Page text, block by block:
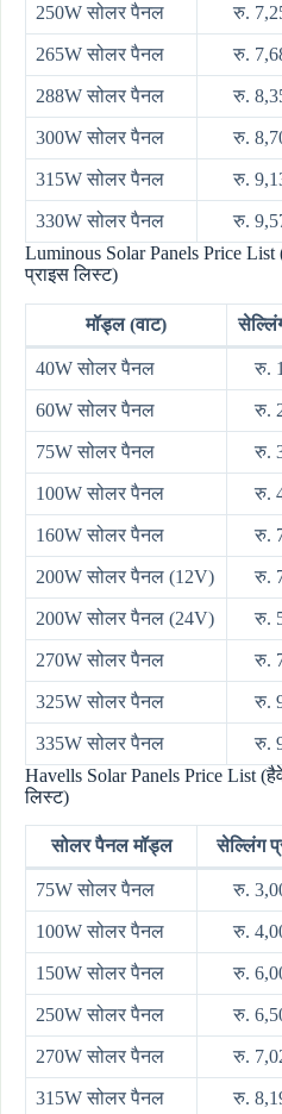
250W सोलर पैनल रु.
265W सोलर पैनल रु.
288W सोलर पैनल रु.
300W सोलर पैनल रु.
315W सोलर पैनल रु.
330W सोलर पैनल रु.
Luminous Solar Panels Price
प्राइस लिस्ट)
मॉड्ल (वाट)
40W सोलर पैनल रु.
60W सोलर पैनल रु.
75W सोलर पैनल रु.
100W सोलर पैनल रु.
160W सोलर पैनल रु.
200W सोलर पैनल (12V) रु.
200W सोलर पैनल (24V) रु.
270W सोलर पैनल रु.
325W सोलर पैनल रु.
335W सोलर पैनल रु.
Havells Solar Panels Price List
लिस्ट)
सोलर पैनल मॉड्ल सेल्लिंग
75W सोलर पैनल रु.
100W सोलर पैनल रु.
150W सोलर पैनल रु.
250W सोलर पैनल रु.
270W सोलर पैनल रु.
315W सोलर पैनल रु.